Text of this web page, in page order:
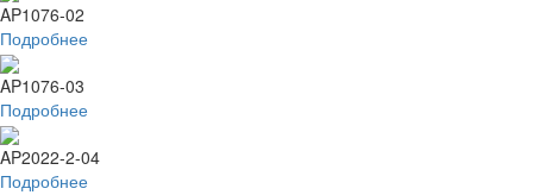
AP1076-02
Подробнее
AP1076-03
Подробнее
AP2022-2-04
Подробнее